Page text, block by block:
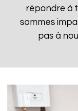
répondre à
sommes
pas à